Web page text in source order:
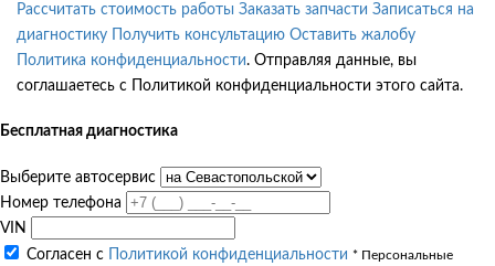
Рассчитать стоимость работы Заказать запчасти Записаться на
диагностику
Получить консультацию Оставить жалобу
Политика конфиденциальности. Отправляя данные, вы
соглашаетесь с Политикой конфиденциальности этого сайта.
Бесплатная диагностика
Выберите автосервис
Номер телефона
VIN
Согласен с
Политикой конфиденциальности * Персональные